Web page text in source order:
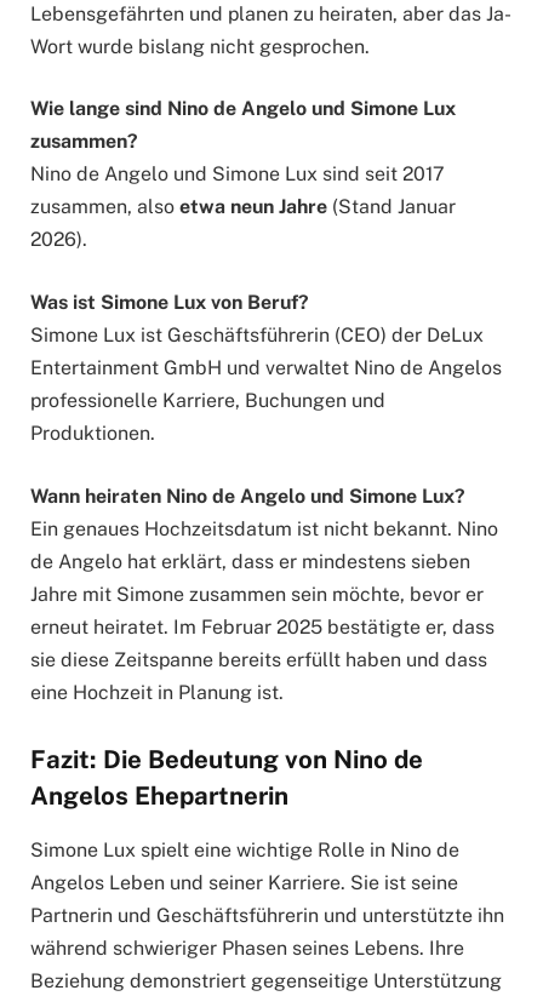
Lebensgefährten und planen zu heiraten, aber das Ja-
Wort wurde bislang nicht gesprochen.
Wie lange sind Nino de Angelo und Simone Lux
zusammen?
Nino de Angelo und Simone Lux sind seit 2017
zusammen, also etwa neun Jahre (Stand Januar
2026).
Was ist Simone Lux von Beruf?
Simone Lux ist Geschäftsführerin (CEO) der DeLux
Entertainment GmbH und verwaltet Nino de Angelos
professionelle Karriere, Buchungen und
Produktionen.
Wann heiraten Nino de Angelo und Simone Lux?
Ein genaues Hochzeitsdatum ist nicht bekannt. Nino
de Angelo hat erklärt, dass er mindestens sieben
Jahre mit Simone zusammen sein möchte, bevor er
erneut heiratet. Im Februar 2025 bestätigte er, dass
sie diese Zeitspanne bereits erfüllt haben und dass
eine Hochzeit in Planung ist.
Fazit: Die Bedeutung von Nino de
Angelos Ehepartnerin
Simone Lux spielt eine wichtige Rolle in Nino de
Angelos Leben und seiner Karriere. Sie ist seine
Partnerin und Geschäftsführerin und unterstützte ihn
während schwieriger Phasen seines Lebens. Ihre
Beziehung demonstriert gegenseitige Unterstützung